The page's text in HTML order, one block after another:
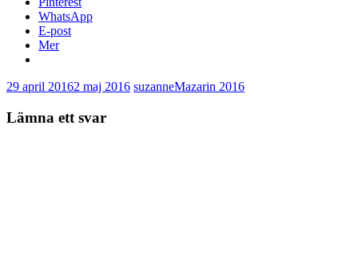
WhatsApp
E-post
Mer
29 april 20162 maj 2016 suzanneMazarin 2016
Lämna ett svar